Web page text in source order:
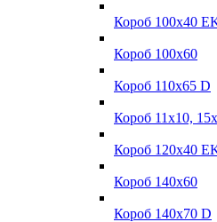
Короб 100x40
Короб 100x60
Короб 110x65 D
Короб 11x10,
Короб 120x40
Короб 140x60
Короб 140x70 D